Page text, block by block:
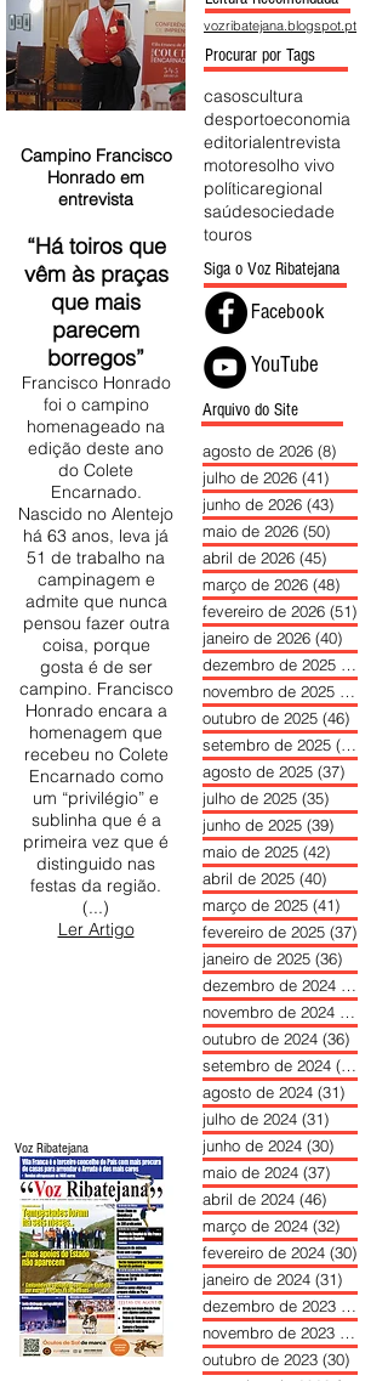
Campino Francisco
Honrado em
entrevista
“Há toiros que
vêm às praças
que mais
parecem
borregos”
Francisco Honrado
foi o campino
homenageado na
edição deste ano
do Colete
Encarnado.
Nascido no Alentejo
há 63 anos, leva já
51 de trabalho na
campinagem e
admite que nunca
pensou fazer outra
coisa, porque
gosta é de ser
campino. Francisco
Honrado encara a
homenagem que
recebeu no Colete
Encarnado como
um “privilégio” e
sublinha que é a
primeira vez que é
distinguido nas
festas da região.
Voz Ribatejana
Leitura Recomendada
Procurar por Tags
casos cultura
desportoeconomia
editorial entrevista
motoresolho vivo
política
saúdesociedade
touros
Siga o Voz Ribatejana
Facebook
YouTube
Arquivo do Site
agosto de 2026 (8)
julho de 2026 (41)41 posts
junho de 2026 (43)
maio de 2026 (50)50 posts
abril de 2026 (45) 45 posts
março de 2026 (48)48
fevereiro de 2026 (51)
janeiro de 2026 (40)40
dezembro de 2025 (39)
novembro de 2025 (37)
outubro de 2025 (46)
setembro de 2025
agosto de 2025 (37)
julho de 2025 (35)35 posts
junho de 2025 (39)
maio de 2025 (42)42 posts
abril de 2025 (40) 40 posts
março de 2025 (41)41
fevereiro de 2025 (37)
janeiro de 2025 (36)36
dezembro de 2024 (27)
novembro de 2024 (33)
outubro de 2024 (36)
setembro de 2024
agosto de 2024 (31)
julho de 2024 (31)31 posts
junho de 2024 (30)
maio de 2024 (37)37 posts
abril de 2024 (46) 46 posts
março de 2024 (32)32
fevereiro de 2024 (30)
janeiro de 2024 (31)31
dezembro de 2023 (26)